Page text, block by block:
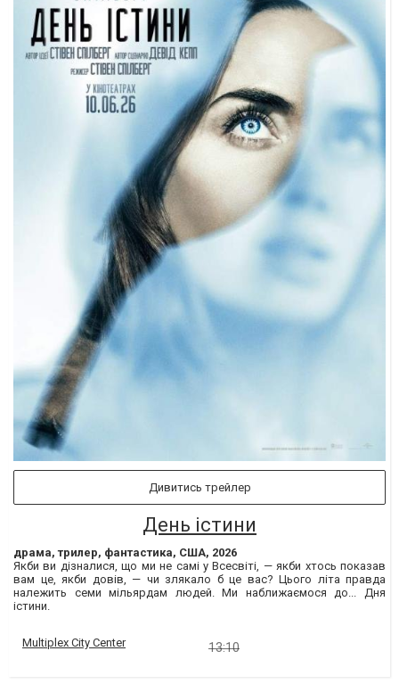
Дивитись трейлер
День істини
драма, трилер, фантастика, США, 2026
Якби ви дізналися, що ми не самі у Всесвіті, — якби хтось показав
вам це, якби довів, — чи злякало б це вас? Цього літа правда
належить семи мільярдам людей. Ми наближаємося до... Дня
істини.
Multiplex City Center 13:10